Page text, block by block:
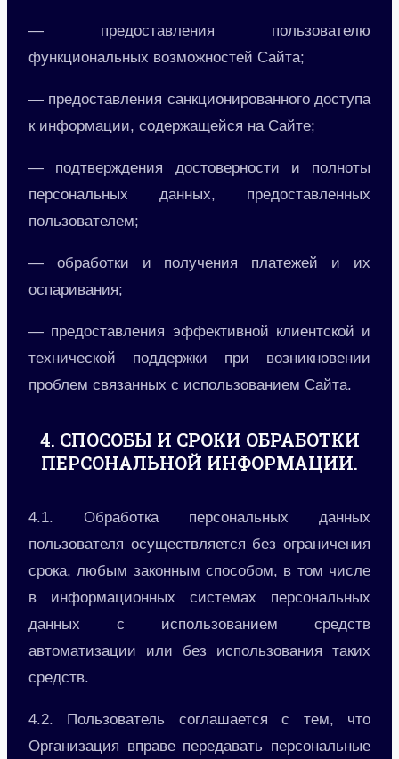
— предоставления пользователю
функциональных возможностей Сайта;
— предоставления санкционированного доступа
к информации, содержащейся на Сайте;
— подтверждения достоверности и полноты
персональных данных, предоставленных
пользователем;
— обработки и получения платежей и их
оспаривания;
— предоставления эффективной клиентской и
технической поддержки при возникновении
проблем связанных с использованием Сайта.
4. СПОСОБЫ И СРОКИ ОБРАБОТКИ
ПЕРСОНАЛЬНОЙ ИНФОРМАЦИИ.
4.1. Обработка персональных данных
пользователя осуществляется без ограничения
срока, любым законным способом, в том числе
в информационных системах персональных
данных с использованием средств
автоматизации или без использования таких
средств.
4.2. Пользователь соглашается с тем, что
Организация вправе передавать персональные